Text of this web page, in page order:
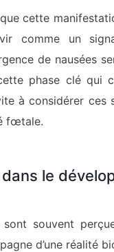
cette
comme un
de nausées
phase clé qui
à considérer
fœtale.
le
souvent
d’une réalité